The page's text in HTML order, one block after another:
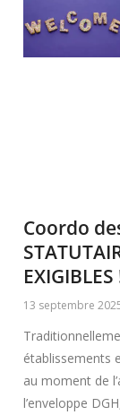
Coordo
EXIGIBLES
13 septembre
établissements
au moment de
l’enveloppe